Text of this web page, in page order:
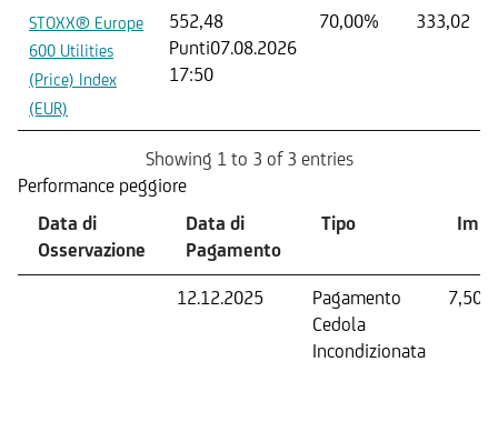
STOXX® Europe
600 Utilities
(Price) Index
(EUR)
552,48
Punti07.08.2026
17:50
70,00% 333,02
Showing 1 to 3 of 3 entries
Performance peggiore
Data di
Osservazione
Data di
Pagamento
Tipo
12.12.2025
Pagamento
Cedola
Incondizionata
7,50